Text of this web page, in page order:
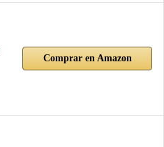
Comprar en Amazon